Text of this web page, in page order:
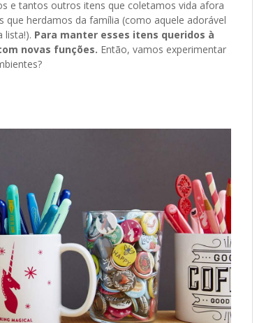
e tantos outros itens que coletamos vida afora
herdamos da família (como aquele adorável
lista!). Para manter esses itens queridos à
novas funções. Então, vamos experimentar